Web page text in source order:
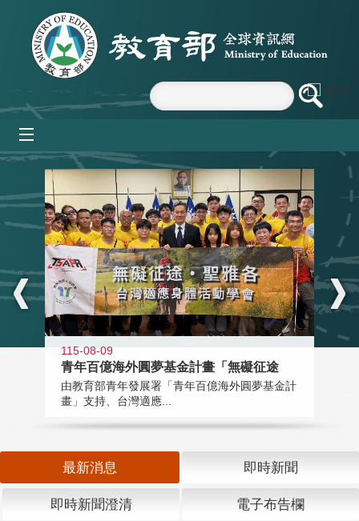
跳到主要內容區塊
:::
115-08-09
青年百億海外圓夢基金計畫「無礙征途
由教育部青年發展署「青年百億海外圓夢基金計
畫」支持、台灣適應...
最新消息 即時新聞
即時新聞澄清 電子布告欄